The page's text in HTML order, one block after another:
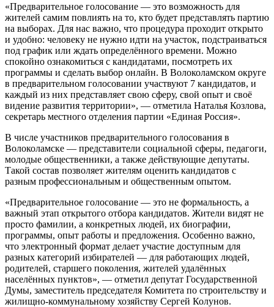
«Предварительное голосование — это возможность для
жителей самим повлиять на то, кто будет представлять партию
на выборах. Для нас важно, что процедура проходит открыто
и удобно: человеку не нужно идти на участок, подстраиваться
под график или ждать определённого времени. Можно
спокойно ознакомиться с кандидатами, посмотреть их
программы и сделать выбор онлайн. В Волоколамском округе
в предварительном голосовании участвуют 7 кандидатов, и
каждый из них представляет свою сферу, свой опыт и своё
видение развития территории», — отметила Наталья Козлова,
секретарь местного отделения партии «Единая Россия».
В числе участников предварительного голосования в
Волоколамске — представители социальной сферы, педагоги,
молодые общественники, а также действующие депутаты.
Такой состав позволяет жителям оценить кандидатов с
разным профессиональным и общественным опытом.
«Предварительное голосование — это не формальность, а
важный этап открытого отбора кандидатов. Жители видят не
просто фамилии, а конкретных людей, их биографии,
программы, опыт работы и предложения. Особенно важно,
что электронный формат делает участие доступным для
разных категорий избирателей — для работающих людей,
родителей, старшего поколения, жителей удалённых
населённых пунктов», — отметил депутат Государственной
Думы, заместитель председателя Комитета по строительству и
жилищно-коммунальному хозяйству Сергей Колунов.